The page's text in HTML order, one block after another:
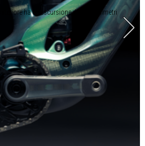
ha un’escursione di 170 millimetri